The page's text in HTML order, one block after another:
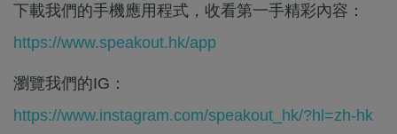
下載我們的手機應用程式，收看第一手精彩內容：
https://www.speakout.hk/app
瀏覽我們的IG：
https://www.instagram.com/speakout_hk/?hl=zh-hk